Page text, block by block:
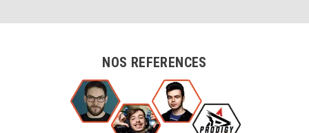
NOS REFERENCES